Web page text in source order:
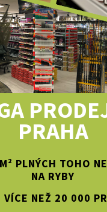
PRAHA
PLNÝCH TOHO
NA RYBY
VÍCE NEŽ 20 000